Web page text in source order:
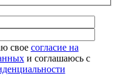
свое согласие на
и соглашаюсь с